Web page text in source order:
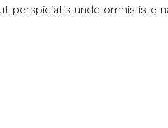
perspiciatis unde omnis iste